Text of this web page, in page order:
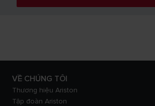
VỀ CHÚNG TÔI
Thương hiệu Ariston
Tập đoàn Ariston